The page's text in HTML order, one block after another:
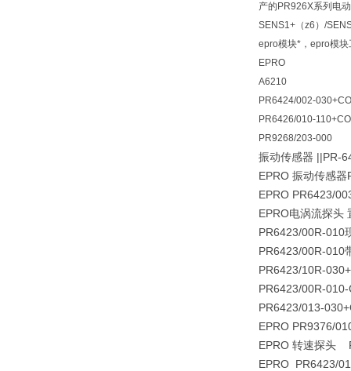
产的PR926X系列电
SENS1+（z6）/
epro模块*，epro模块
EPRO
A6210
PR6424/002-
PR6426/010-
PR9268/203-000
振动传感器 ||PR-
EPRO 振动传感
EPRO PR6423/
EPRO电涡流探头
PR6423/00R-010
PR6423/00R-010
PR6423/10R-
PR6423/00R-
PR6423/013-
EPRO PR9376/
EPRO 转速探头
EPRO PR6423/